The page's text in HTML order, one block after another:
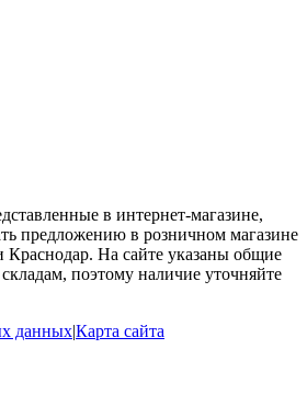
в интернет-магазине,
предложению в розничном магазине
На сайте указаны общие
поэтому наличие уточняйте
данных|Карта сайта